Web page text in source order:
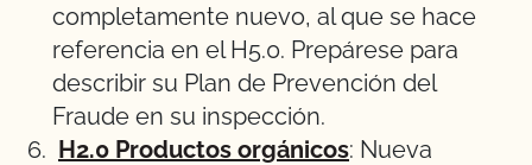
completamente nuevo, al que se hace
referencia en el H5.0. Prepárese para
describir su Plan de Prevención del
Fraude en su inspección.
H2.0 Productos orgánicos: Nueva